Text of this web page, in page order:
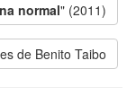
normal" (2011)
de Benito Taibo